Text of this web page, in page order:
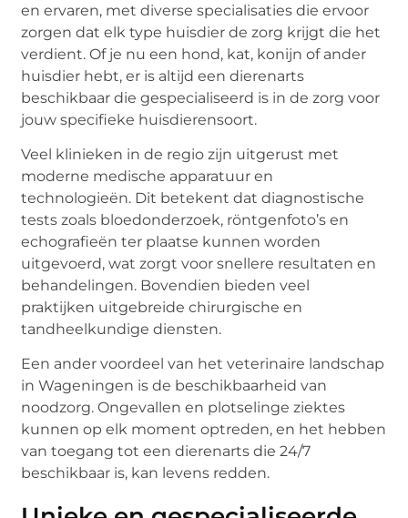
en ervaren, met diverse specialisaties die ervoor
zorgen dat elk type huisdier de zorg krijgt die het
verdient. Of je nu een hond, kat, konijn of ander
huisdier hebt, er is altijd een dierenarts
beschikbaar die gespecialiseerd is in de zorg voor
jouw specifieke huisdierensoort.
Veel klinieken in de regio zijn uitgerust met
moderne medische apparatuur en
technologieën. Dit betekent dat diagnostische
tests zoals bloedonderzoek, röntgenfoto’s en
echografieën ter plaatse kunnen worden
uitgevoerd, wat zorgt voor snellere resultaten en
behandelingen. Bovendien bieden veel
praktijken uitgebreide chirurgische en
tandheelkundige diensten.
Een ander voordeel van het veterinaire landschap
in Wageningen is de beschikbaarheid van
noodzorg. Ongevallen en plotselinge ziektes
kunnen op elk moment optreden, en het hebben
van toegang tot een dierenarts die 24/7
beschikbaar is, kan levens redden.